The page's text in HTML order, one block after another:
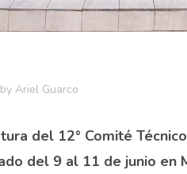
by Ariel Guarco
del 12° Comité
del 9 al 11 de junio en